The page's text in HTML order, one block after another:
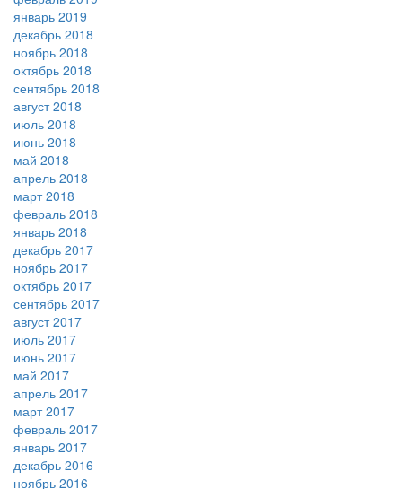
январь 2019
декабрь 2018
ноябрь 2018
октябрь 2018
сентябрь 2018
август 2018
июль 2018
июнь 2018
май 2018
апрель 2018
март 2018
февраль 2018
январь 2018
декабрь 2017
ноябрь 2017
октябрь 2017
сентябрь 2017
август 2017
июль 2017
июнь 2017
май 2017
апрель 2017
март 2017
февраль 2017
январь 2017
декабрь 2016
ноябрь 2016